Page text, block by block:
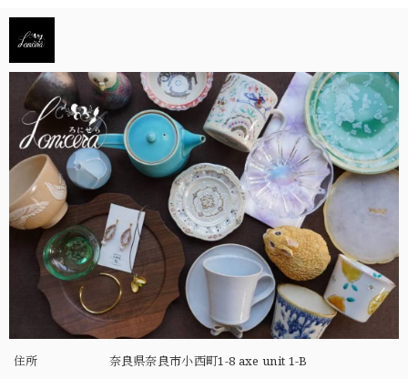
住所 奈良県奈良市小西町1-8 axe unit 1-B